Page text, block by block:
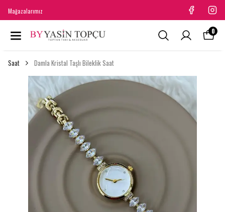
Mağazalarımız
0
Saat Damla Kristal Taşlı Bileklik Saat